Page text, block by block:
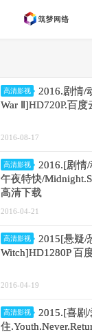
高清影视
2016.剧情/
War Ⅱ]HD720P.百
2016-08-17
高清影视
2016.[剧情
午夜特快/
高清下载
2016-04-21
高清影视
2015[悬疑/
Witch]HD1280P 百
2016-04-19
高清影视
2015.[喜剧
住